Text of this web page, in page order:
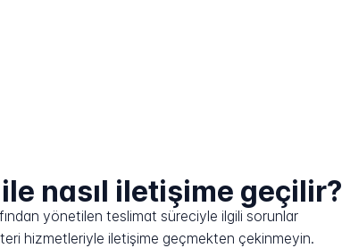
nasıl iletişime geçilir?
yönetilen teslimat süreciyle ilgili sorunlar
hizmetleriyle iletişime geçmekten çekinmeyin.